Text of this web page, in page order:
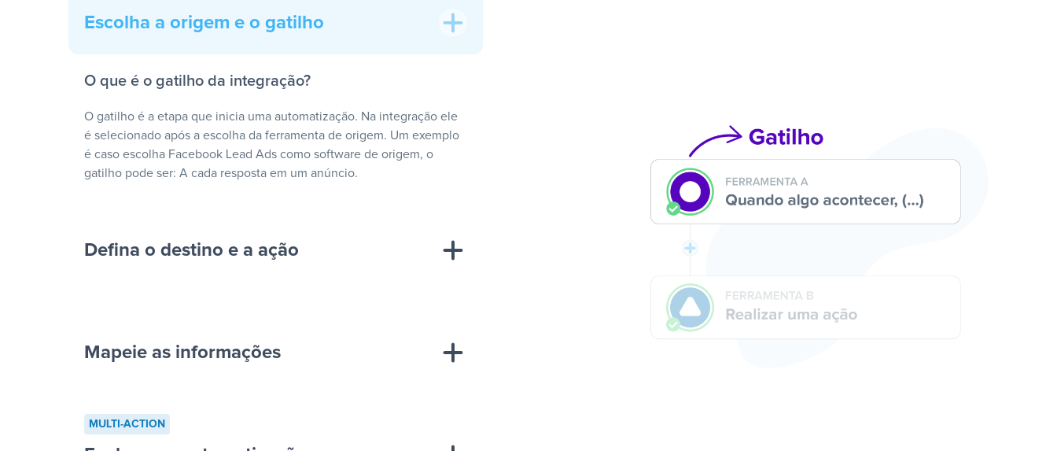
Escolha a origem e o gatilho
O que é o gatilho da integração?
O gatilho é a etapa que inicia uma automatização. Na integração ele
é selecionado após a escolha da ferramenta de origem. Um exemplo
é caso escolha Facebook Lead Ads como software de origem, o
gatilho pode ser: A cada resposta em um anúncio.
Defina o destino e a ação
cada resposta em um anúncio”
“Adicionar dados em uma nova linha de uma
Mapeie as informações
MULTI-ACTION